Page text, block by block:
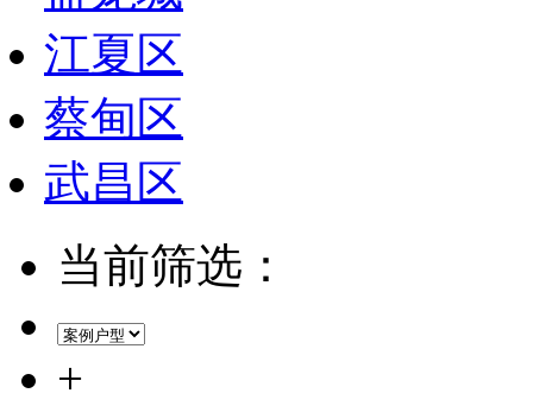
江夏区
蔡甸区
武昌区
当前筛选：
+